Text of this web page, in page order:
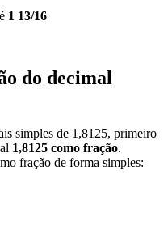
1 13/16
do decimal
simples de 1,8125, primeiro
1,8125 como fração.
fração de forma simples: